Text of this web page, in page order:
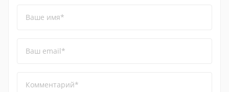
Ваше имя*
Ваш email*
Комментарий*